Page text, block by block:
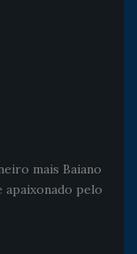
mais Baiano
apaixonado pelo